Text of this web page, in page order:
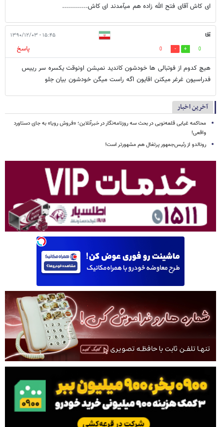
ای کاش آقای فتح الله زاده هم میآمدند ای کاش.............
آقا ۱۵:۴۵ - ۱۳۹۰/۱۲/۰۳
0
0
پاسخ
هیچ کدوم از فوتبالی ها خودشون کاندید نمیشن اونوقت یکسره سر رییس
فدراسیون غرغر میکنن اقایون اگه راست میگن خودشون بیان جلو
آخرین اخبار
محاکمه غیابی قلعه‌نویی در بحث سه روزنامه‌نگار در خبرآنلاین؛ «فروش رویا» به جای دستاورد
واقعی!
رونالدو از رئیس‌جمهور پرتغال هم مشهورتر است!